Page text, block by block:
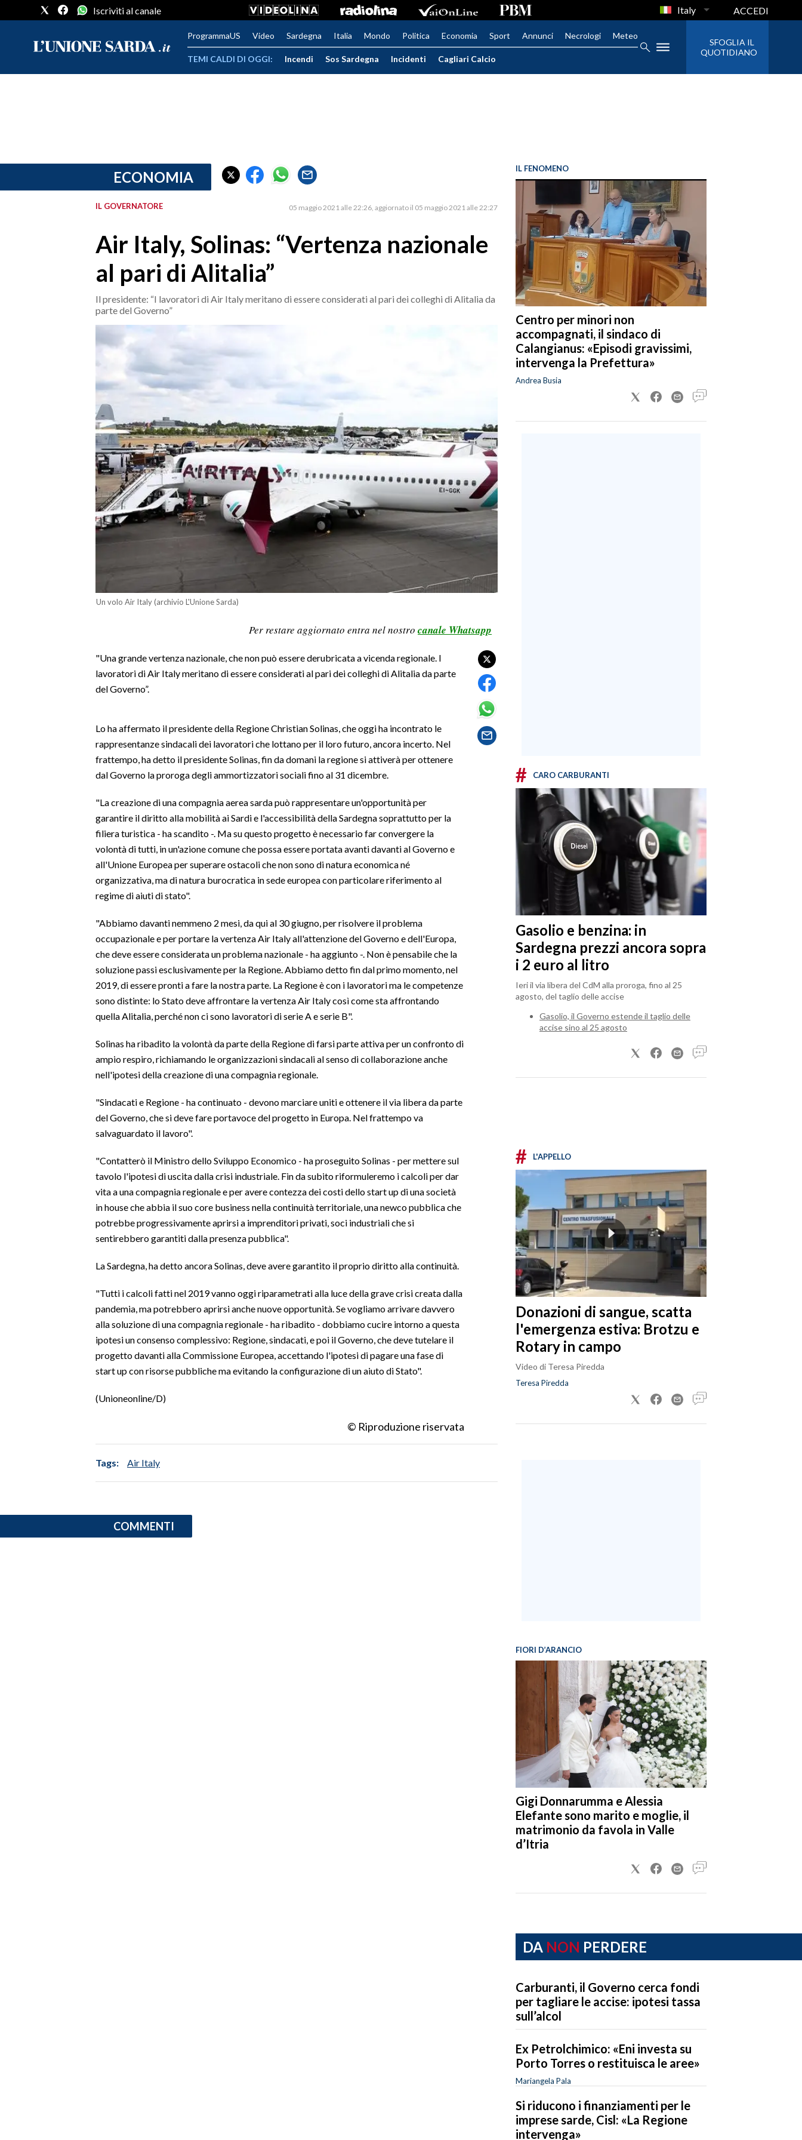
PROVINCIA DI CAGLIARI
SERVIZI ALLE IMPRESE
Iscriviti al canale Italy ACCEDI
ProgrammaUS Video Sardegna Italia Mondo Politica Economia Sport Annunci Necrologi Meteo
TEMI CALDI DI OGGI: Incendi Sos Sardegna Incidenti Cagliari Calcio
SFOGLIA IL
QUOTIDIANO
ECONOMIA
IL GOVERNATORE 05 maggio 2021 alle 22:26 aggiornato il 05 maggio 2021 alle 22:27
Air Italy, Solinas: “Vertenza nazionale
al pari di Alitalia”
Il presidente: “I lavoratori di Air Italy meritano di essere considerati al pari dei colleghi di Alitalia da
parte del Governo”
Un volo Air Italy (archivio L'Unione Sarda)
Per restare aggiornato entra nel nostro canale Whatsapp
"Una grande vertenza nazionale, che non può essere derubricata a vicenda regionale. I
lavoratori di Air Italy meritano di essere considerati al pari dei colleghi di Alitalia da parte
del Governo”.
Lo ha affermato il presidente della Regione Christian Solinas, che oggi ha incontrato le
rappresentanze sindacali dei lavoratori che lottano per il loro futuro, ancora incerto. Nel
frattempo, ha detto il presidente Solinas, fin da domani la regione si attiverà per ottenere
dal Governo la proroga degli ammortizzatori sociali fino al 31 dicembre.
"La creazione di una compagnia aerea sarda può rappresentare un'opportunità per
garantire il diritto alla mobilità ai Sardi e l'accessibilità della Sardegna soprattutto per la
filiera turistica - ha scandito -. Ma su questo progetto è necessario far convergere la
volontà di tutti, in un'azione comune che possa essere portata avanti davanti al Governo e
all'Unione Europea per superare ostacoli che non sono di natura economica né
organizzativa, ma di natura burocratica in sede europea con particolare riferimento al
regime di aiuti di stato".
"Abbiamo davanti nemmeno 2 mesi, da qui al 30 giugno, per risolvere il problema
occupazionale e per portare la vertenza Air Italy all'attenzione del Governo e dell'Europa,
che deve essere considerata un problema nazionale - ha aggiunto -. Non è pensabile che la
soluzione passi esclusivamente per la Regione. Abbiamo detto fin dal primo momento, nel
2019, di essere pronti a fare la nostra parte. La Regione è con i lavoratori ma le competenze
sono distinte: lo Stato deve affrontare la vertenza Air Italy così come sta affrontando
quella Alitalia, perché non ci sono lavoratori di serie A e serie B".
Solinas ha ribadito la volontà da parte della Regione di farsi parte attiva per un confronto di
ampio respiro, richiamando le organizzazioni sindacali al senso di collaborazione anche
nell'ipotesi della creazione di una compagnia regionale.
"Sindacati e Regione - ha continuato - devono marciare uniti e ottenere il via libera da parte
del Governo, che si deve fare portavoce del progetto in Europa. Nel frattempo va
salvaguardato il lavoro".
"Contatterò il Ministro dello Sviluppo Economico - ha proseguito Solinas - per mettere sul
tavolo l'ipotesi di uscita dalla crisi industriale. Fin da subito riformuleremo i calcoli per dar
vita a una compagnia regionale e per avere contezza dei costi dello start up di una società
in house che abbia il suo core business nella continuità territoriale, una newco pubblica che
potrebbe progressivamente aprirsi a imprenditori privati, soci industriali che si
sentirebbero garantiti dalla presenza pubblica".
La Sardegna, ha detto ancora Solinas, deve avere garantito il proprio diritto alla continuità.
"Tutti i calcoli fatti nel 2019 vanno oggi riparametrati alla luce della grave crisi creata dalla
pandemia, ma potrebbero aprirsi anche nuove opportunità. Se vogliamo arrivare davvero
alla soluzione di una compagnia regionale - ha ribadito - dobbiamo cucire intorno a questa
ipotesi un consenso complessivo: Regione, sindacati, e poi il Governo, che deve tutelare il
progetto davanti alla Commissione Europea, accettando l'ipotesi di pagare una fase di
start up con risorse pubbliche ma evitando la configurazione di un aiuto di Stato".
(Unioneonline/D)
© Riproduzione riservata
Tags: Air Italy
COMMENTI
IL FENOMENO
Centro per minori non
accompagnati, il sindaco di
Calangianus: «Episodi gravissimi,
intervenga la Prefettura»
Andrea Busia
# CARO CARBURANTI
Gasolio e benzina: in
Sardegna prezzi ancora sopra
i 2 euro al litro
Ieri il via libera del CdM alla proroga, fino al 25
agosto, del taglio delle accise
Gasolio, il Governo estende il taglio delle
accise sino al 25 agosto
# L'APPELLO
Donazioni di sangue, scatta
l'emergenza estiva: Brotzu e
Rotary in campo
Video di Teresa Piredda
Teresa Piredda
FIORI D’ARANCIO
Gigi Donnarumma e Alessia
Elefante sono marito e moglie, il
matrimonio da favola in Valle
d’Itria
DA NON PERDERE
Carburanti, il Governo cerca fondi
per tagliare le accise: ipotesi tassa
sull’alcol
Ex Petrolchimico: «Eni investa su
Porto Torres o restituisca le aree»
Mariangela Pala
Si riducono i finanziamenti per le
imprese sarde, Cisl: «La Regione
intervenga»